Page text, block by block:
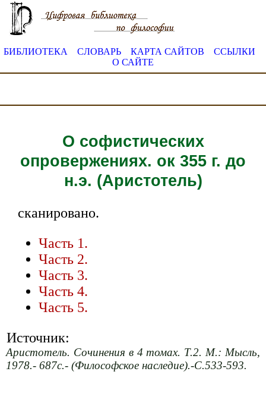
БИБЛИОТЕКА СЛОВАРЬ КАРТА САЙТОВ
ССЫЛКИ
О САЙТЕ
О софистических
опровержениях. ок 355 г. до
н.э. (Аристотель)
сканировано.
Часть 1.
Часть 2.
Часть 3.
Часть 4.
Часть 5.
Источник:
Аристотель. Сочинения в 4 томах. Т.2. М.: Мысль,
1978.- 687с.- (Философское наследие).-С.533-593.